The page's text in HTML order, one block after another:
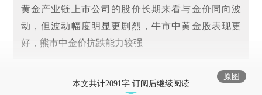
黄金产业链上市公司的股价长期来看与金价同向波
动，但波动幅度明显更剧烈，牛市中黄金股表现更
好，熊市中金价抗跌能力较强
原图
本文共计2091字 订阅后继续阅读